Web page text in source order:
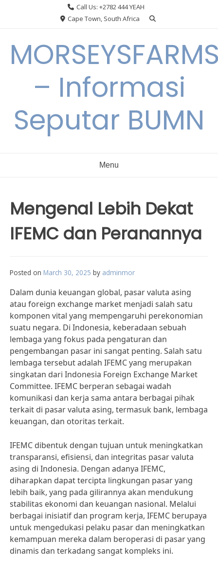
Call Us: +2782 444 YEAH
Cape Town, South Africa
– Informasi
Seputar BUMN
Menu
Mengenal Lebih Dekat
IFEMC dan Peranannya
Posted on March 30, 2025 by adminmor
Dalam dunia keuangan global, pasar valuta asing
atau foreign exchange market menjadi salah satu
komponen vital yang mempengaruhi perekonomian
suatu negara. Di Indonesia, keberadaan sebuah
lembaga yang fokus pada pengaturan dan
pengembangan pasar ini sangat penting. Salah satu
lembaga tersebut adalah IFEMC yang merupakan
singkatan dari Indonesia Foreign Exchange Market
Committee. IFEMC berperan sebagai wadah
komunikasi dan kerja sama antara berbagai pihak
terkait di pasar valuta asing, termasuk bank, lembaga
keuangan, dan otoritas terkait.
IFEMC dibentuk dengan tujuan untuk meningkatkan
transparansi, efisiensi, dan integritas pasar valuta
asing di Indonesia. Dengan adanya IFEMC,
diharapkan dapat tercipta lingkungan pasar yang
lebih baik, yang pada gilirannya akan mendukung
stabilitas ekonomi dan keuangan nasional. Melalui
berbagai inisiatif dan program kerja, IFEMC berupaya
untuk mengedukasi pelaku pasar dan meningkatkan
kemampuan mereka dalam beroperasi di pasar yang
dinamis dan terkadang sangat kompleks ini.